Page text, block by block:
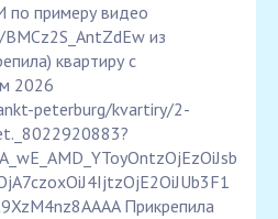
примеру видео
из
квартиру с
2026
peterburg/kvartiry/2-
Прикрепила